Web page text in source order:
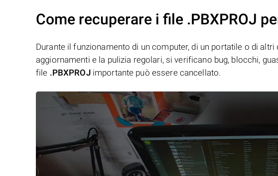
Come recuperare i file .PBXPROJ
Durante il funzionamento di un computer, di un portatile o di
aggiornamenti e la pulizia regolari, si verificano bug, blocchi,
file .PBXPROJimportante può essere cancellato.